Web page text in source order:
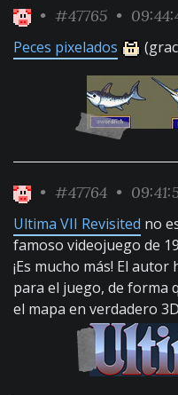
• #47765 •
Peces pixelados
• #47764 •
Ultima VII Revisited no
famoso videojuego de
¡Es mucho más! El
para el juego, de forma
el mapa en verdadero 3D